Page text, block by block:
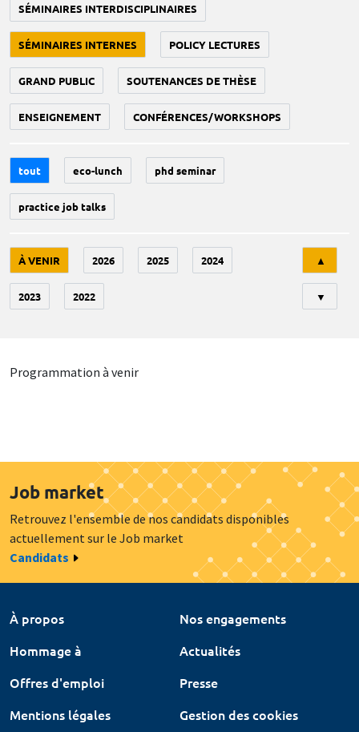
SÉMINAIRES INTERDISCIPLINAIRES
SÉMINAIRES INTERNES POLICY LECTURES
GRAND PUBLIC SOUTENANCES DE THÈSE
ENSEIGNEMENT CONFÉRENCES/WORKSHOPS
tout eco-lunch phd seminar
practice job talks
À VENIR 2026 2025 2024
2023 2022
▲
▼
Programmation à venir
Job market
Retrouvez l'ensemble de nos candidats disponibles
actuellement sur le Job market
Candidats
À propos
Nos engagements
Hommage à
Actualités
Offres d'emploi
Presse
Mentions légales
Gestion des cookies